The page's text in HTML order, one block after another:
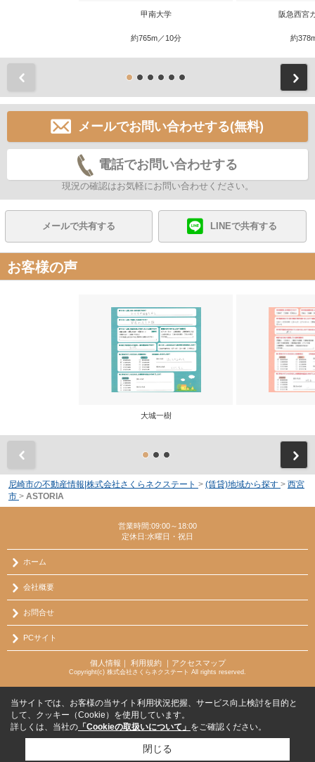
甲南大学
約765m／10分
阪急西宮
約
メールでお問い合わせする(無料)
電話でお問い合わせする
現況の確認はお気軽にお問い合わせください。
メールで共有する LINEで共有する
お客様の声
大城一樹
尼崎市の不動産情報|株式会社さくらネクステート > (賃貸)地域から探す > 西宮
市 > ASTORIA
営業時間:09:00～18:00
定休日:水曜日・祝日
ホーム
会社概要
お問合せ
PCサイト
個人情報 ｜ 利用規約｜ アクセスマップ
Copyright(c) 株式会社さくらネクステート All rights reserved.
当サイトでは、お客様の当サイト利用状況把握、サービス向上検討を目的と
して、クッキー（Cookie）を使用しています。
詳しくは、当社の 「Cookieの取扱いについて」 をご確認ください。
閉じる